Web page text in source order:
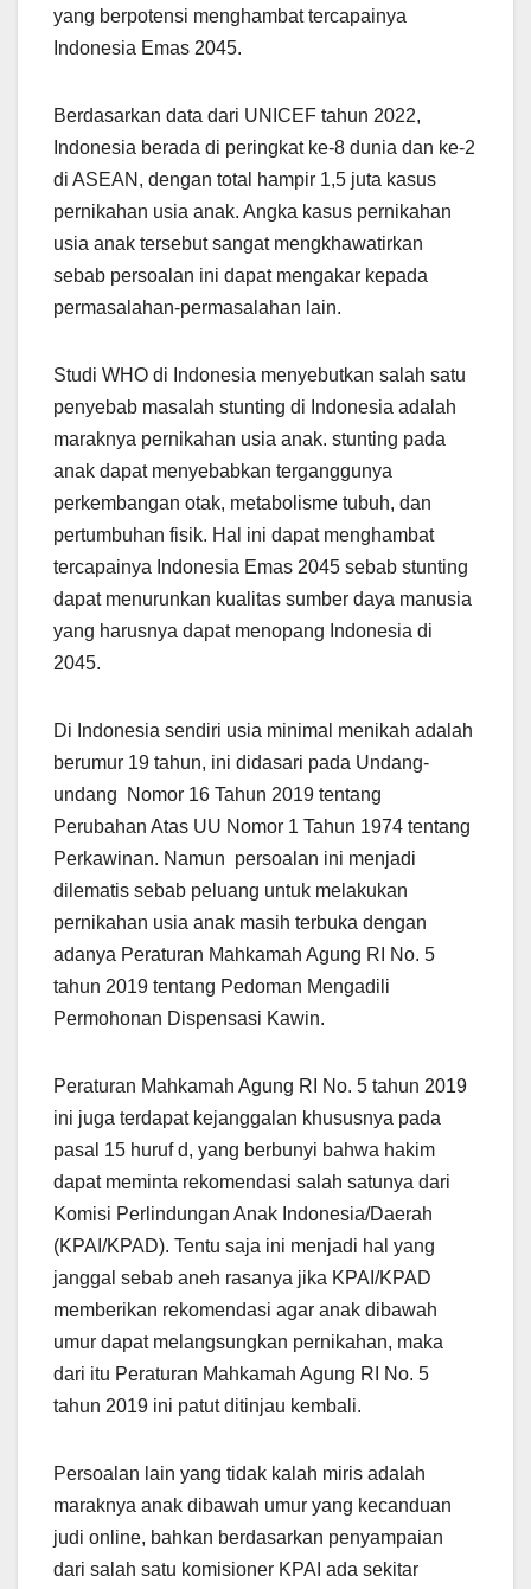
yang berpotensi menghambat tercapainya
Indonesia Emas 2045.
Berdasarkan data dari UNICEF tahun 2022,
Indonesia berada di peringkat ke-8 dunia dan ke-2
di ASEAN, dengan total hampir 1,5 juta kasus
pernikahan usia anak. Angka kasus pernikahan
usia anak tersebut sangat mengkhawatirkan
sebab persoalan ini dapat mengakar kepada
permasalahan-permasalahan lain.
Studi WHO di Indonesia menyebutkan salah satu
penyebab masalah stunting di Indonesia adalah
maraknya pernikahan usia anak. stunting pada
anak dapat menyebabkan terganggunya
perkembangan otak, metabolisme tubuh, dan
pertumbuhan fisik. Hal ini dapat menghambat
tercapainya Indonesia Emas 2045 sebab stunting
dapat menurunkan kualitas sumber daya manusia
yang harusnya dapat menopang Indonesia di
2045.
Di Indonesia sendiri usia minimal menikah adalah
berumur 19 tahun, ini didasari pada Undang-
undang Nomor 16 Tahun 2019 tentang
Perubahan Atas UU Nomor 1 Tahun 1974 tentang
Perkawinan. Namun persoalan ini menjadi
dilematis sebab peluang untuk melakukan
pernikahan usia anak masih terbuka dengan
adanya Peraturan Mahkamah Agung RI No. 5
tahun 2019 tentang Pedoman Mengadili
Permohonan Dispensasi Kawin.
Peraturan Mahkamah Agung RI No. 5 tahun 2019
ini juga terdapat kejanggalan khususnya pada
pasal 15 huruf d, yang berbunyi bahwa hakim
dapat meminta rekomendasi salah satunya dari
Komisi Perlindungan Anak Indonesia/Daerah
(KPAI/KPAD). Tentu saja ini menjadi hal yang
janggal sebab aneh rasanya jika KPAI/KPAD
memberikan rekomendasi agar anak dibawah
umur dapat melangsungkan pernikahan, maka
dari itu Peraturan Mahkamah Agung RI No. 5
tahun 2019 ini patut ditinjau kembali.
Persoalan lain yang tidak kalah miris adalah
maraknya anak dibawah umur yang kecanduan
judi online, bahkan berdasarkan penyampaian
dari salah satu komisioner KPAI ada sekitar